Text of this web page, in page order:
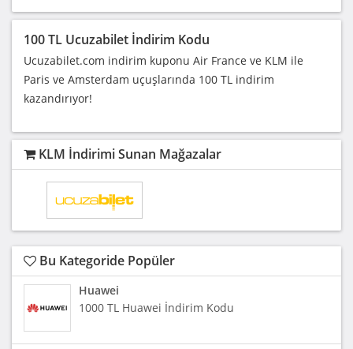
100 TL Ucuzabilet İndirim Kodu
Ucuzabilet.com indirim kuponu Air France ve KLM ile
Paris ve Amsterdam uçuşlarında 100 TL indirim
kazandırıyor!
KLM İndirimi Sunan Mağazalar
Bu Kategoride Popüler
Huawei
1000 TL Huawei İndirim Kodu